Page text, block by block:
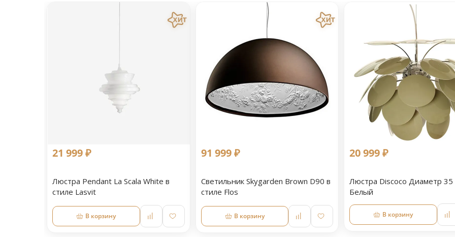
21 999 ₽
Люстра Pendant La Scala White в
стиле Lasvit
В корзину
91 999 ₽
Светильник Skygarden Brown D90 в
стиле Flos
В корзину
20 999 ₽
Люстра Discoco Диаметр 35
Белый
В корзину